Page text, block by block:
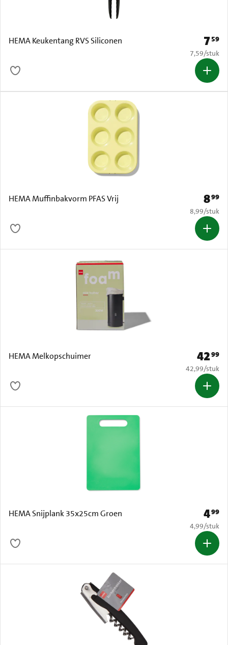
HEMA Keukentang RVS Siliconen Prijs:
759
€ 7,59 per
7,59/stuk
HEMA Muffinbakvorm PFAS Vrij Prijs:
899
€ 8,99 per
8,99/stuk
HEMA Melkopschuimer Prijs: €
4299
€ 42,99 per
42,99/stuk
HEMA Snijplank 35x25cm Groen Prijs:
499
€ 4,99 per
4,99/stuk